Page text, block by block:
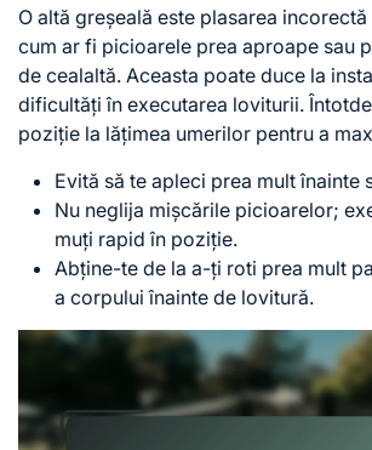
O altă greșeală este plasarea
cum ar fi picioarele prea aproape sau
de cealaltă. Aceasta poate duce la
dificultăți în executarea loviturii.
poziție la lățimea umerilor pentru a
Evită să te apleci prea mult înainte
Nu neglija mișcările picioarelor;
muți rapid în poziție.
Abține-te de la a-ți roti prea mult
a corpului înainte de lovitură.